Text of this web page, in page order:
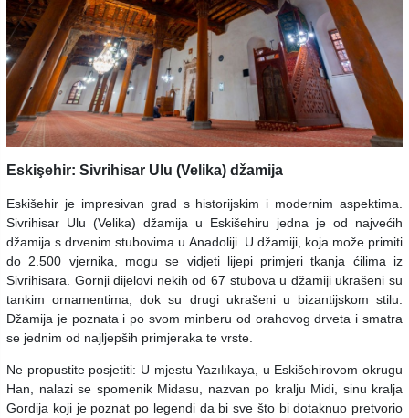
Eskişehir: Sivrihisar Ulu (Velika) džamija
Eskišehir je impresivan grad s historijskim i modernim aspektima.
Sivrihisar Ulu (Velika) džamija u Eskišehiru jedna je od najvećih
džamija s drvenim stubovima u Anadoliji. U džamiji, koja može primiti
do 2.500 vjernika, mogu se vidjeti lijepi primjeri tkanja ćilima iz
Sivrihisara. Gornji dijelovi nekih od 67 stubova u džamiji ukrašeni su
tankim ornamentima, dok su drugi ukrašeni u bizantijskom stilu.
Džamija je poznata i po svom minberu od orahovog drveta i smatra
se jednim od najljepših primjeraka te vrste.
Ne propustite posjetiti: U mjestu Yazılıkaya, u Eskišehirovom okrugu
Han, nalazi se spomenik Midasu, nazvan po kralju Midi, sinu kralja
Gordija koji je poznat po legendi da bi sve što bi dotaknuo pretvorio